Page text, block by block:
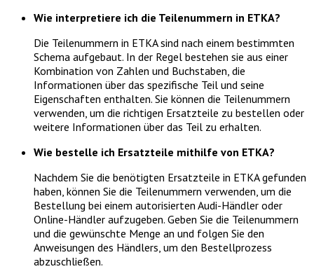
Wie interpretiere ich die Teilenummern in ETKA?
Die Teilenummern in ETKA sind nach einem bestimmten
Schema aufgebaut. In der Regel bestehen sie aus einer
Kombination von Zahlen und Buchstaben, die
Informationen über das spezifische Teil und seine
Eigenschaften enthalten. Sie können die Teilenummern
verwenden, um die richtigen Ersatzteile zu bestellen oder
weitere Informationen über das Teil zu erhalten.
Wie bestelle ich Ersatzteile mithilfe von ETKA?
Nachdem Sie die benötigten Ersatzteile in ETKA gefunden
haben, können Sie die Teilenummern verwenden, um die
Bestellung bei einem autorisierten Audi-Händler oder
Online-Händler aufzugeben. Geben Sie die Teilenummern
und die gewünschte Menge an und folgen Sie den
Anweisungen des Händlers, um den Bestellprozess
abzuschließen.